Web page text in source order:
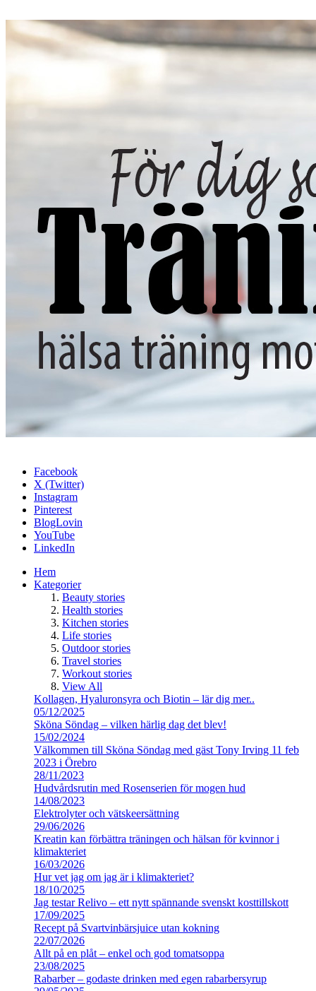
Facebook
X (Twitter)
Instagram
Pinterest
BlogLovin
YouTube
LinkedIn
Hem
Kategorier
Beauty stories
Health stories
Kitchen stories
Life stories
Outdoor stories
Travel stories
Workout stories
View All
Kollagen, Hyaluronsyra och Biotin – lär dig mer..
05/12/2025
Sköna Söndag – vilken härlig dag det blev!
15/02/2024
Välkommen till Sköna Söndag med gäst Tony Irving 11 feb
2023 i Örebro
28/11/2023
Hudvårdsrutin med Rosenserien för mogen hud
14/08/2023
Elektrolyter och vätskeersättning
29/06/2026
Kreatin kan förbättra träningen och hälsan för kvinnor i
klimakteriet
16/03/2026
Hur vet jag om jag är i klimakteriet?
18/10/2025
Jag testar Relivo – ett nytt spännande svenskt kosttillskott
17/09/2025
Recept på Svartvinbärsjuice utan kokning
22/07/2026
Allt på en plåt – enkel och god tomatsoppa
23/08/2025
Rabarber – godaste drinken med egen rabarbersyrup